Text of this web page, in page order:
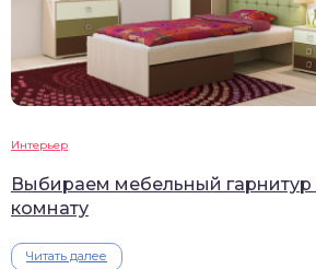
Интерьер
Выбираем мебельный гарнитур
комнату
Читать далее